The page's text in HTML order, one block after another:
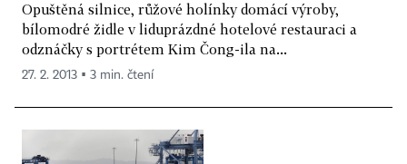
Opuštěná silnice, růžové holínky domácí výroby,
bílomodré židle v liduprázdné hotelové restauraci a
odznáčky s portrétem Kim Čong-ila na...
27. 2. 2013 ▪ 3 min. čtení